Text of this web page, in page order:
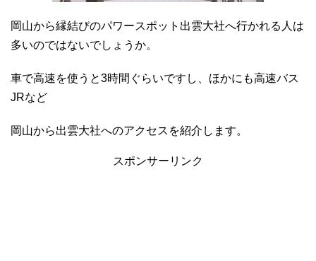
岡山から縁結びのパワースポット出雲大社へ行かれる人は
多いのではないでしょうか。
車で高速を使うと3時間ぐらいですし、ほかにも高速バス
JRなど
岡山から出雲大社へのアクセスを紹介します。
スポンサーリンク